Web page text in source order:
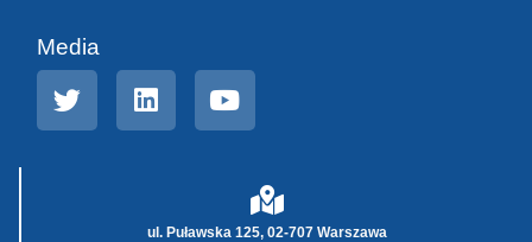
Media
ul. Puławska 125, 02-707 Warszawa